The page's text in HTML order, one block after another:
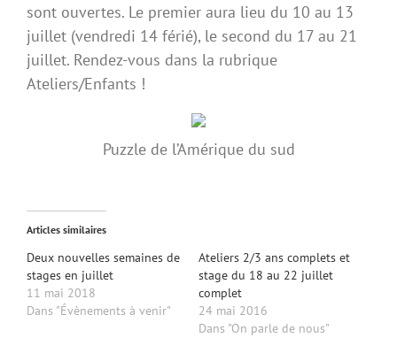
sont ouvertes. Le premier aura lieu du 10 au 13
juillet (vendredi 14 férié), le second du 17 au 21
juillet. Rendez-vous dans la rubrique
Ateliers/Enfants !
Puzzle de l’Amérique du sud
Articles similaires
Deux nouvelles semaines de
stages en juillet
11 mai 2018
Dans "Évènements à venir"
Ateliers 2/3 ans complets et
stage du 18 au 22 juillet
complet
24 mai 2016
Dans "On parle de nous"